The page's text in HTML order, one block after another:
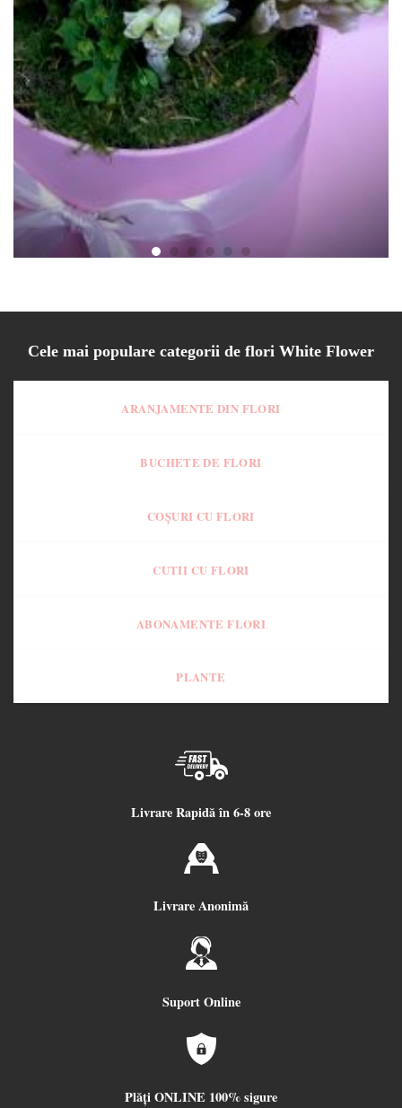
130.00lei
Cele mai populare categorii de flori White Flower
ARANJAMENTE DIN FLORI
BUCHETE DE FLORI
COȘURI CU FLORI
CUTII CU FLORI
ABONAMENTE FLORI
PLANTE
Livrare Rapidă în 6-8 ore
Livrare Anonimă
Suport Online
Plăți ONLINE 100% sigure